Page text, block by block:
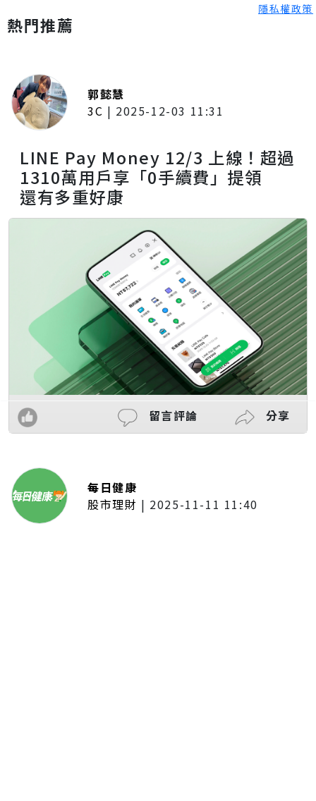
隱私權政策
熱門推薦
郭懿慧
3C | 2025-12-03 11:31
LINE Pay Money 12/3 上線！超過
1310萬用戶享「0手續費」提領
還有多重好康
留言評論 分享
每日健康
股市理財 | 2025-11-11 11:40